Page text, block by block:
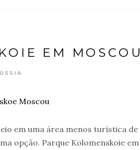
EM MOSCOU
em uma área menos turística de
opção. Parque Kolomenskoie em